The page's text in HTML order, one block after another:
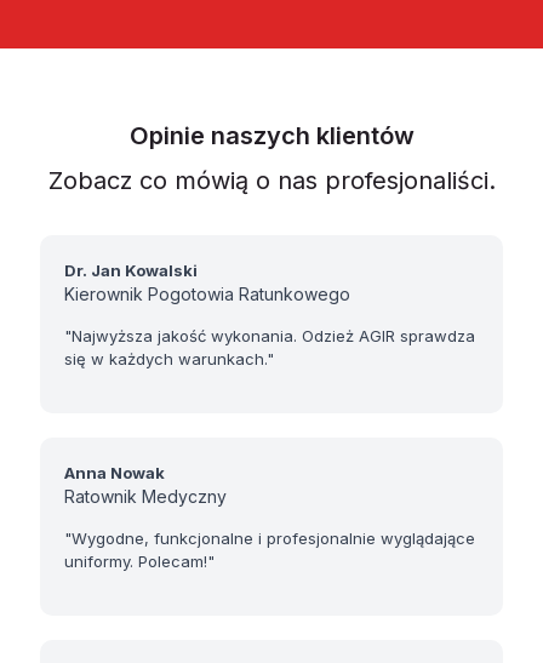
Opinie naszych klientów
Zobacz co mówią o nas profesjonaliści.
Dr. Jan Kowalski
Kierownik Pogotowia Ratunkowego
"Najwyższa jakość wykonania. Odzież AGIR sprawdza
się w każdych warunkach."
Anna Nowak
Ratownik Medyczny
"Wygodne, funkcjonalne i profesjonalnie wyglądające
uniformy. Polecam!"